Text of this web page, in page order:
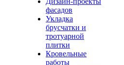
фасадов
Укладка
брусчатки и
тротуарной
плитки
Кровельные
работы